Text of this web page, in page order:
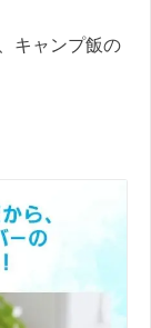
キャンプ飯の